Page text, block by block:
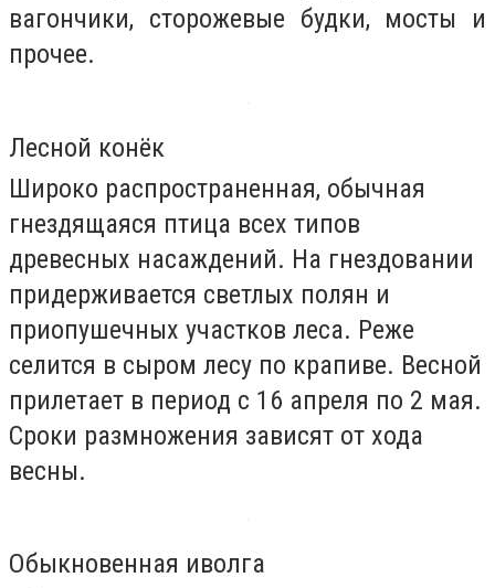
вагончики, сторожевые будки, мосты и
прочее.
Лесной конёк
Широко распространенная, обычная
гнездящаяся птица всех типов
древесных насаждений. На гнездовании
придерживается светлых полян и
приопушечных участков леса. Реже
селится в сыром лесу по крапиве. Весной
прилетает в период с 16 апреля по 2 мая.
Сроки размножения зависят от хода
весны.
Обыкновенная иволга